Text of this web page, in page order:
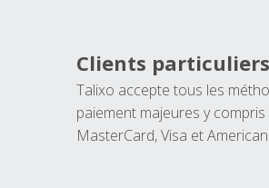
Clients particuliers
Talixo accepte tous les
paiement majeures y compris
MasterCard, Visa et